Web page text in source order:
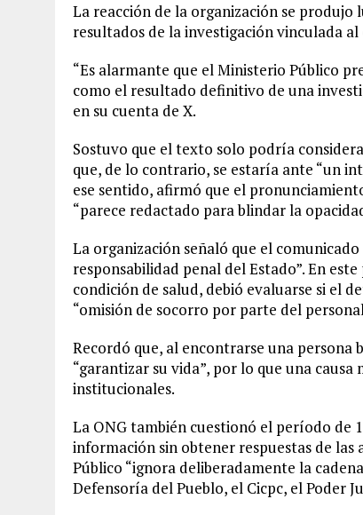
La reacción de la organización se
resultados de la investigación vinculada al
“Es alarmante que el Ministerio Público
como el resultado definitivo de una
en su cuenta de X.
Sostuvo que el texto solo podría
que, de lo contrario, se estaría ante “un
ese sentido, afirmó que el
“parece redactado para blindar la
La organización señaló que el
responsabilidad penal del Estado”. En
condición de salud, debió evaluarse si el
“omisión de socorro por parte del
Recordó que, al encontrarse una persona
“garantizar su vida”, por lo que una
institucionales.
La ONG también cuestionó el período de
información sin obtener respuestas de las
Público “ignora deliberadamente la
Defensoría del Pueblo, el Cicpc, el Poder